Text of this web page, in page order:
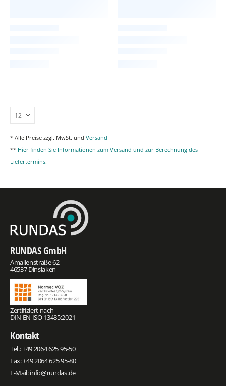
* Alle Preise zzgl. MwSt. und Versand
** Hier finden Sie Informationen zum Versand und zur Berechnung des
Liefertermins.
RUNDAS GmbH
Amalienstraße 62
46537 Dinslaken
Zertifiziert nach
DIN EN ISO 13485:2021
Kontakt
Tel.:+49 2064 625 95-50
Fax: +49 2064 625 95-80
E-Mail:info@rundas.de